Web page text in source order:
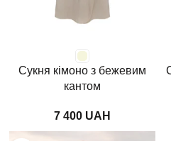
Сукня кімоно з бежевим
кантом
UAH